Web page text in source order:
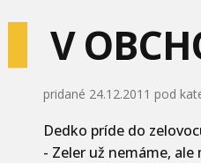
V
pridané 24.12.2011 pod
Dedko príde do
- Zeler už nemáme,